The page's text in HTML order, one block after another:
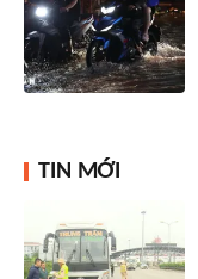
TIN MỚI